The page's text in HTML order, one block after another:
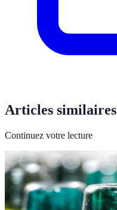
Articles similaires
Continuez votre lecture